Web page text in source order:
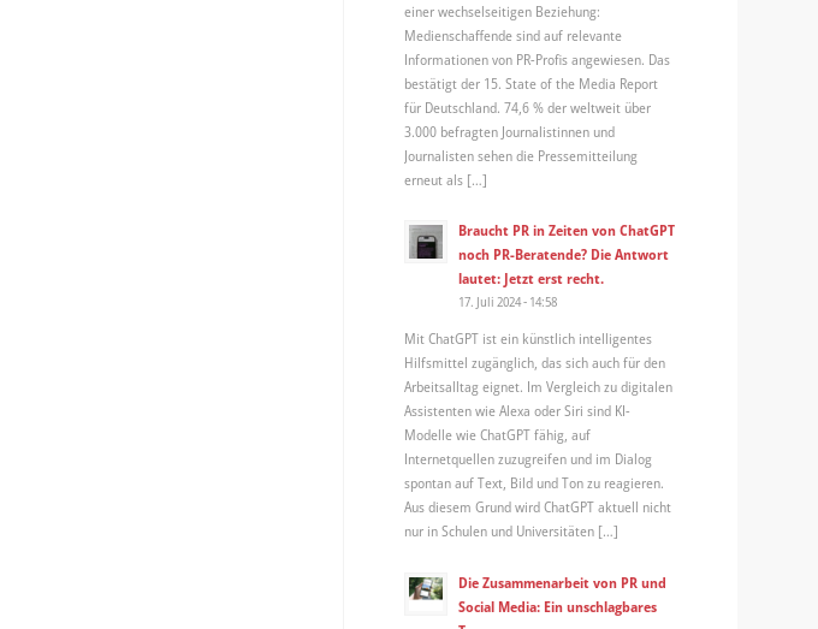
einer wechselseitigen Beziehung:
Medienschaffende sind auf relevante
Informationen von PR-Profis angewiesen. Das
bestätigt der 15. State of the Media Report
für Deutschland. 74,6 % der weltweit über
3.000 befragten Journalistinnen und
Journalisten sehen die Pressemitteilung
erneut als […]
Braucht PR in Zeiten von ChatGPT
noch PR-Beratende? Die Antwort
lautet: Jetzt erst recht.
17. Juli 2024 - 14:58
Mit ChatGPT ist ein künstlich intelligentes
Hilfsmittel zugänglich, das sich auch für den
Arbeitsalltag eignet. Im Vergleich zu digitalen
Assistenten wie Alexa oder Siri sind KI-
Modelle wie ChatGPT fähig, auf
Internetquellen zuzugreifen und im Dialog
spontan auf Text, Bild und Ton zu reagieren.
Aus diesem Grund wird ChatGPT aktuell nicht
nur in Schulen und Universitäten […]
Die Zusammenarbeit von PR und
Social Media: Ein unschlagbares